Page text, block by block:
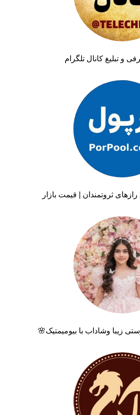
و تبلیغ کانال تلگرام
رازهای ثروتمندان | قیمت بازار
زیبا وشاداب با بیومیمتیک🌸